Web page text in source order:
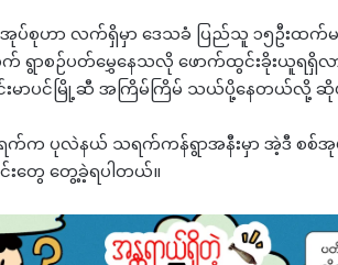
ပ်စုဟာ လက်ရှိမှာ ဒေသခံ ပြည်သူ ၁၅ဦးထက်မ
ာစဉ်ပတ်မွှေနေသလို ဖောက်ထွင်းခိုးယူရရှိ
မာပင်မြို့ဆီ အကြိမ်ကြိမ် သယ်ပို့နေတယ်လို့ ဆို
ရက်က ပုလဲနယ် သရက်ကန်ရွာအနီးမှာ အဲ့ဒီ စ
တွေ တွေ့ခဲ့ရပါတယ်။